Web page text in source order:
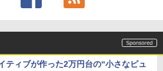
ティブが作った2万円台の“小さなピュ